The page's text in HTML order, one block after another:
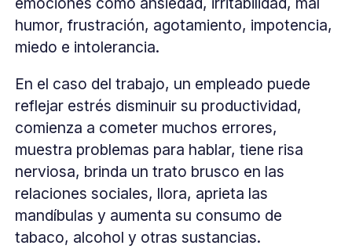
humor, frustración, agotamiento, impotencia,
miedo e intolerancia.
En el caso del trabajo, un empleado puede
reflejar estrés disminuir su productividad,
comienza a cometer muchos errores,
muestra problemas para hablar, tiene risa
nerviosa, brinda un trato brusco en las
relaciones sociales, llora, aprieta las
mandíbulas y aumenta su consumo de
tabaco, alcohol y otras sustancias.